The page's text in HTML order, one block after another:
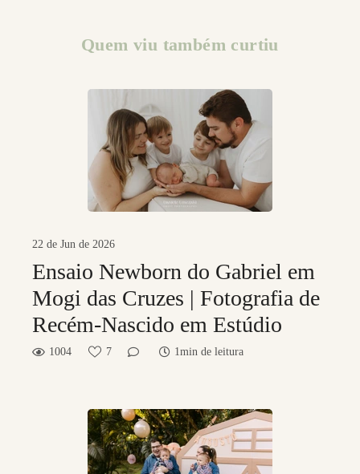
Quem viu também curtiu
22 de Jun de 2026
Ensaio Newborn do Gabriel em
Mogi das Cruzes | Fotografia de
Recém-Nascido em Estúdio
1004 7 1min de leitura